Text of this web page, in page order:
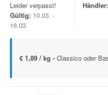
Leider verpasst!
Gültig: 10.03. -
16.03.
Händler:
€ 1,89 / kg - Classico oder